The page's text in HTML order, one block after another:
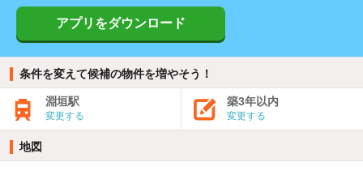
アプリをダウンロード
条件を変えて候補の物件を増やそう！
淵垣駅
変更する
築3年以内
変更する
地図